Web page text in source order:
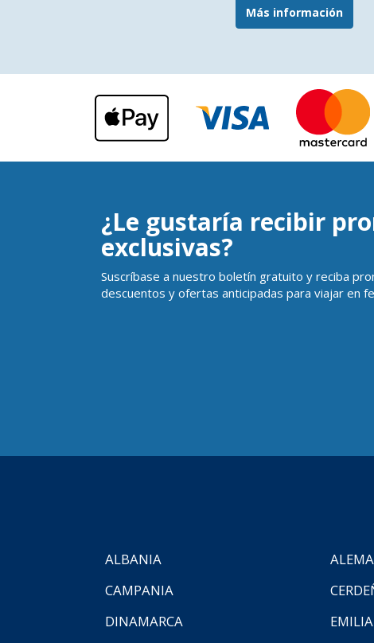
Más información
¿Le gustaría recibir
exclusivas?
Suscríbase a nuestro boletín gratuito y reciba
descuentos y ofertas anticipadas para viajar en
ALBANIA
CAMPANIA
DINAMARCA